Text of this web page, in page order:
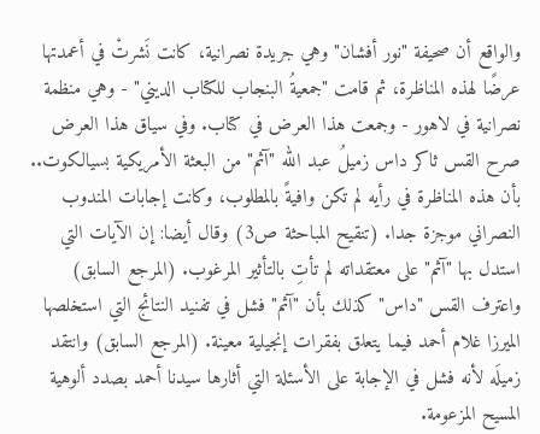
والواقع أن صحيفة "نور أفشان" وهي جريدة نصرانية، كانت نَشرتْ في أعمدتها
عرضًا لهذه المناظرة، ثم قامت "جمعيةُ البنجاب للكتاب الديني" - وهي منظمة
نصرانية في لاهور - وجمعت هذا العرض في كتاب. وفي سياق هذا العرض
صرح القس ثاكر داس زميلُ عبد الله "آثم" من البعثة الأمريكية بسيالكوت..
بأن هذه المناظرة في رأيه لم تكن وافيةً بالمطلوب، وكانت إجابات المندوب
النصراني موجزة جدا. (تنقيح المباحثة ص3) وقال أيضا: إن الآيات التي
استدل بها "آثم" على معتقداته لم تأتِ بالتأثير المرغوب. (المرجع السابق)
واعترف القس "داس" كذلك بأن "آثم" فشل في تفنيد النتائج التي استخلصها
الميرزا غلام أحمد فيما يتعلق بفقرات إنجيلية معينة. (المرجع السابق) وانتقد
زميلَه لأنه فشل في الإجابة على الأسئلة التي أثارها سيدنا أحمد بصدد ألوهية
المسيح المزعومة.